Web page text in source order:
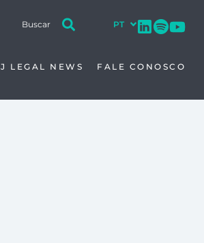
J LEGAL NEWS FALE CONOSCO